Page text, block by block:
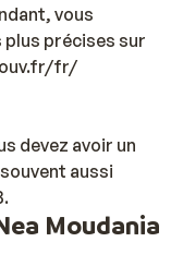
vous
précises sur
fr/
devez avoir un
aussi
Moudania